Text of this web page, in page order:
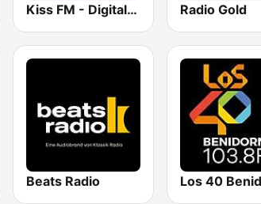
Kiss FM - Digital (Кисc ФМ) Radio Gold
Beats Radio Los 40